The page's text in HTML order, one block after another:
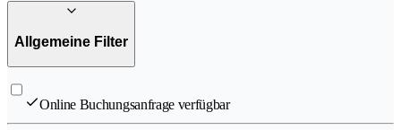
Allgemeine Filter
Online Buchungsanfrage verfügbar